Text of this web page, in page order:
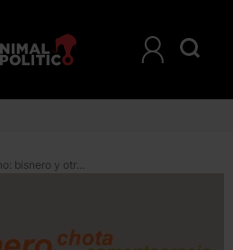
Corrupcionario mexicano: bisnero y otras 297 formas de hablar de la corrupción en México